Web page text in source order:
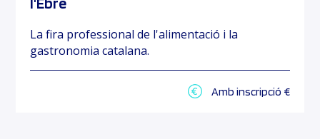
La fira professional de l'alimentació i la
gastronomia catalana.
Amb inscripció €